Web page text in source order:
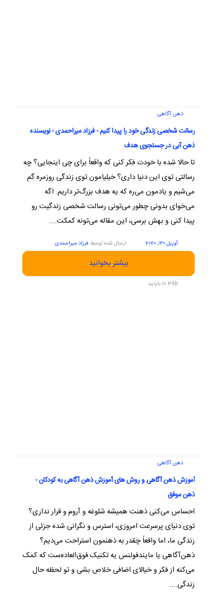
ذهن آگاهی
رسالت شخصی زندگی خود را پیدا کنیم - فرزاد میراحمدی - نویسنده
ذهن آبی در جستجوی هدف
تا حالا شده با خودت فکر کنی که واقعاً برای چی اینجایی؟ چه
رسالتی توی این دنیا داری؟ خیلیامون توی زندگی روزمره گم
می‌شیم و یادمون می‌ره که یه هدف بزرگ‌تر داریم. اگه
می‌خوای بدونی چطور می‌تونی رسالت شخصی زندگیت رو
پیدا کنی و بهش برسی، این مقاله می‌تونه کمکت....
آوریل 30, 2020 ارسال شده توسط فرزاد میراحمدی
بیشتر بخوانید
ذهن آگاهی
آموزش ذهن آگاهی و روش های آموزش ذهن آگاهی به کودکان -
ذهن موفق
احساس می‌کنی ذهنت همیشه شلوغه و آروم و قرار نداری؟
توی دنیای پرسرعت امروزی، استرس و نگرانی شده جزئی از
زندگی ما، اما واقعاً چقدر به ذهنمون استراحت می‌دیم؟
ذهن‌آگاهی یا مایندفولنس یه تکنیک فوق‌العاده‌ست که کمک
می‌کنه از فکر و خیالای اضافی خلاص بشی و تو لحظه حال
زندگی....